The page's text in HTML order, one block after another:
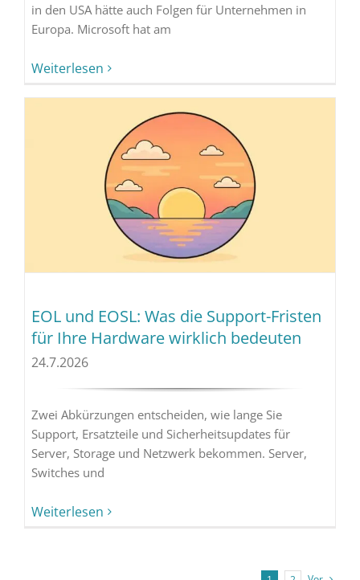
in den USA hätte auch Folgen für Unternehmen in
Europa. Microsoft hat am
Weiterlesen
EOL und EOSL: Was die Support-Fristen
für Ihre Hardware wirklich bedeuten
24.7.2026
Zwei Abkürzungen entscheiden, wie lange Sie
Support, Ersatzteile und Sicherheitsupdates für
Server, Storage und Netzwerk bekommen. Server,
Switches und
Weiterlesen